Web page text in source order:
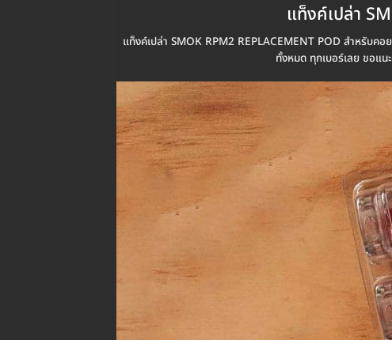
แท็งค์เปล่า
แท็งค์เปล่า SMOK RPM2 REPLACEMENT POD สำหรับค
ทั้งหมด ทุกเบอร์เลย ขอแ